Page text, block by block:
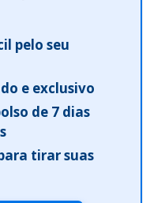
pelo seu
e exclusivo
de 7 dias
tirar suas